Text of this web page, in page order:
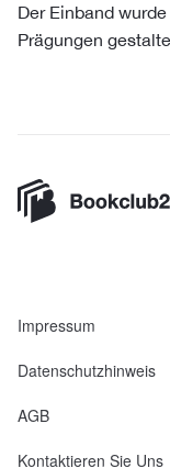
Der Einband
Prägungen
Impressum
Datenschutzhinweis
AGB
Kontaktieren Sie Uns